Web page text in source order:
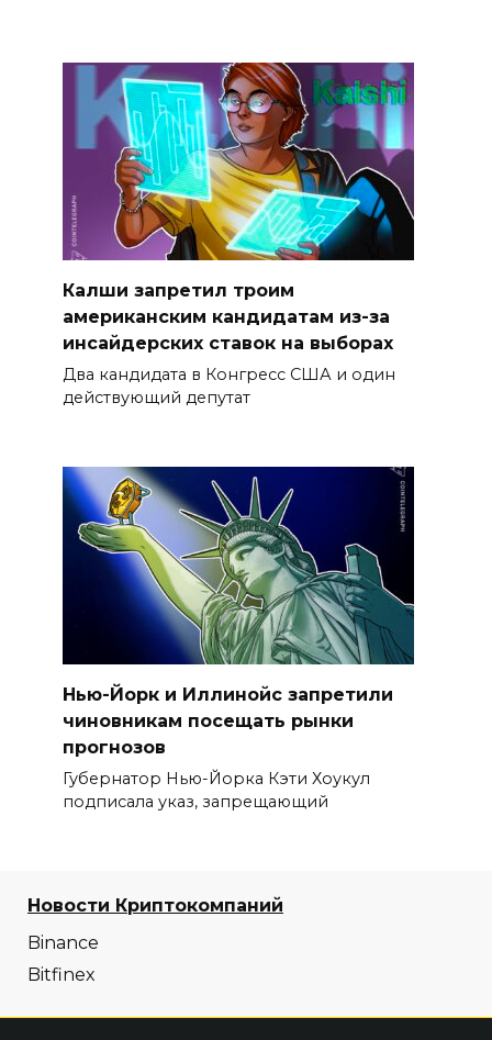
Калши запретил троим
американским кандидатам из-за
инсайдерских ставок на выборах
Два кандидата в Конгресс США и один
действующий депутат
Нью-Йорк и Иллинойс запретили
чиновникам посещать рынки
прогнозов
Губернатор Нью-Йорка Кэти Хоукул
подписала указ, запрещающий
Новости Криптокомпаний
Binance
Bitfinex